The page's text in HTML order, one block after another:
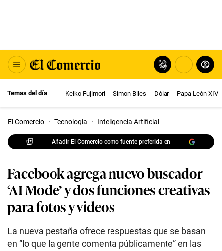
Temas del día Keiko Fujimori Simon Biles Dólar Papa León XIV
El Comercio · Tecnologia · Inteligencia Artificial
Añadir El Comercio como fuente preferida en
Facebook agrega nuevo buscador
‘AI Mode’ y dos funciones creativas
para fotos y videos
La nueva pestaña ofrece respuestas que se basan
en “lo que la gente comenta públicamente” en las